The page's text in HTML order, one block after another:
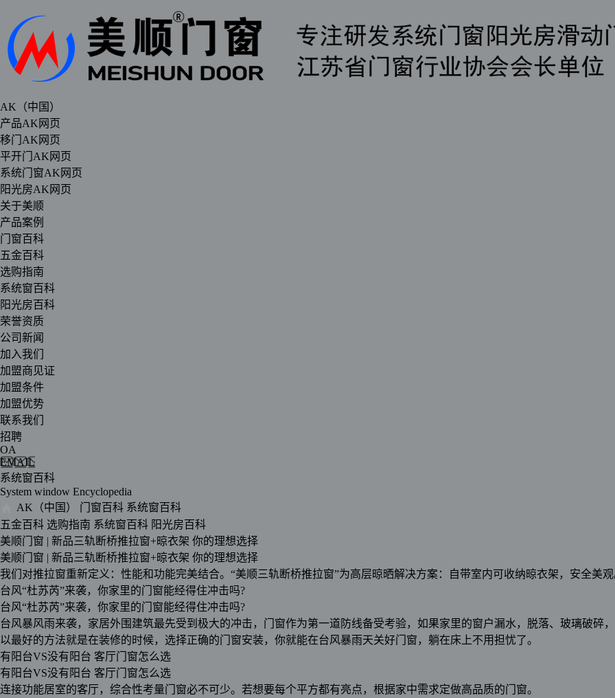
AK（中国）
产品AK网页
移门AK网页
平开门AK网页
系统门窗AK网页
阳光房AK网页
关于美顺
产品案例
门窗百科
五金百科
选购指南
系统窗百科
阳光房百科
荣誉资质
公司新闻
加入我们
加盟商见证
加盟条件
加盟优势
联系我们
招聘
OA
EMAIL
系统窗百科
System window Encyclopedia
AK（中国） 门窗百科 系统窗百科
五金百科 选购指南 系统窗百科 阳光房百科
美顺门窗 | 新品三轨断桥推拉窗+晾衣架 你的理想选择
美顺门窗 | 新品三轨断桥推拉窗+晾衣架 你的理想选择
我们对推拉窗重新定义：性能和功能完美结合。“美顺三轨断桥推拉窗”为高层晾晒解决方案：自带室内可收纳晾衣架，安全美
台风“杜苏芮”来袭，你家里的门窗能经得住冲击吗?
台风“杜苏芮”来袭，你家里的门窗能经得住冲击吗?
台风暴风雨来袭，家居外围建筑最先受到极大的冲击，门窗作为第一道防线备受考验，如果家里的窗户漏水，脱落、玻璃破碎
以最好的方法就是在装修的时候，选择正确的门窗安装，你就能在台风暴雨天关好门窗，躺在床上不用担忧了。
有阳台VS没有阳台 客厅门窗怎么选
有阳台VS没有阳台 客厅门窗怎么选
连接功能居室的客厅，综合性考量门窗必不可少。若想要每个平方都有亮点，根据家中需求定做高品质的门窗。